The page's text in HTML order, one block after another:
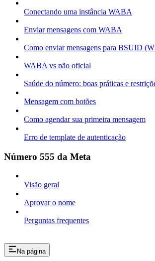
Conectando uma instância WABA
Enviar mensagens com WABA
Como enviar mensagens para BSUID
WABA vs não oficial
Saúde do número: boas práticas e
Mensagem com botões
Como agendar sua primeira mensagem
Erro de template de autenticação
Número 555 da Meta
Visão geral
Aprovar o nome
Perguntas frequentes
Na página